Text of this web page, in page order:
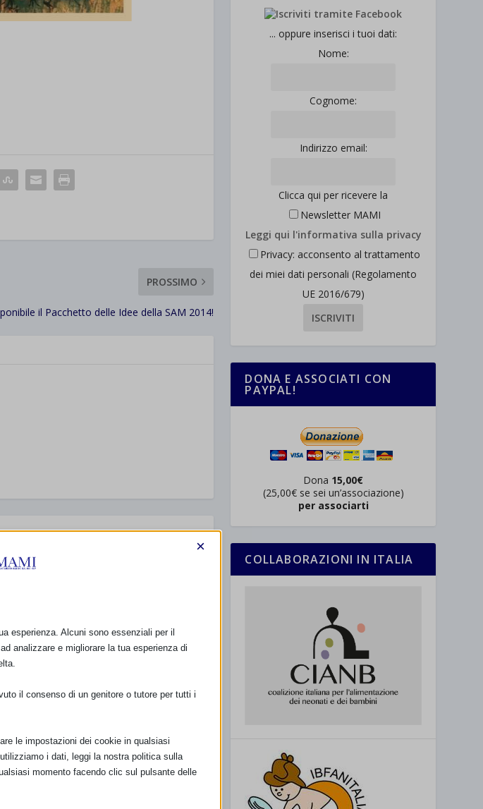
PROSSIMO
il Pacchetto delle Idee della SAM 2014!
25 Agosto 2015
... oppure inserisci i tuoi dati:
Nome:
Cognome:
Indirizzo email:
Clicca qui per ricevere la
Newsletter MAMI
Leggi qui l'informativa sulla privacy
Privacy: acconsento al trattamento
dei miei dati personali (Regolamento
UE 2016/679)
DONA E ASSOCIATI CON
PAYPAL!
Dona 15,00€
(25,00€ se sei un’associazione)
per associarti
COLLABORAZIONI IN ITALIA
×
esperienza. Alcuni sono essenziali per il
analizzare e migliorare la tua esperienza di
il consenso di un genitore o tutore per tutti i
le impostazioni dei cookie in qualsiasi
i dati, leggi la nostra politica sulla
momento facendo clic sul pulsante delle